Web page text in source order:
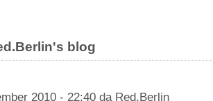
blog
2010 - 22:40 da Red.Berlin